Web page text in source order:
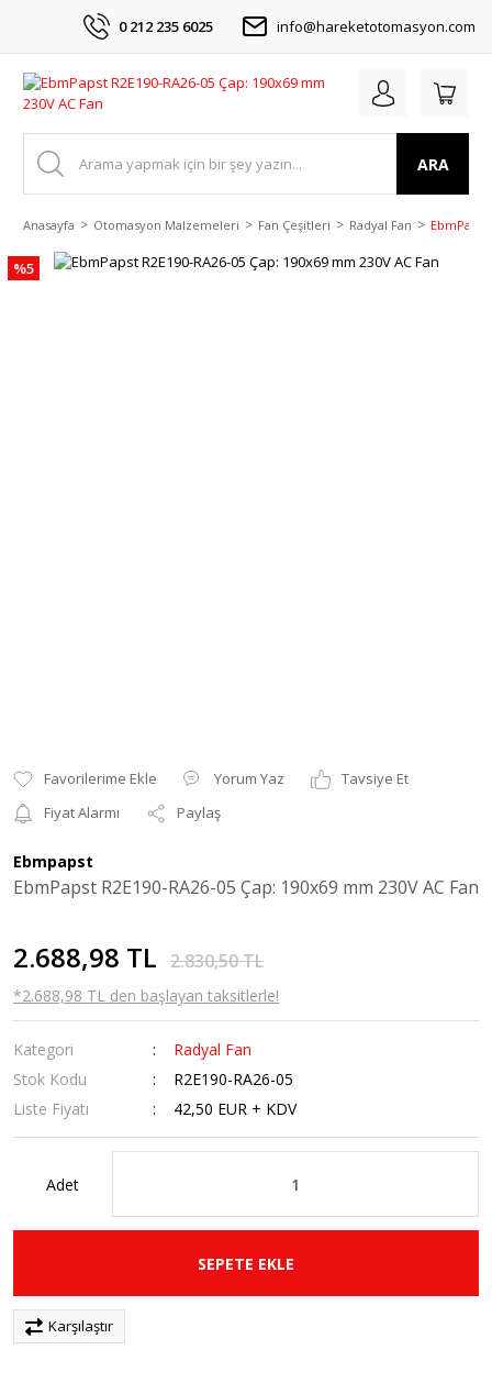
0 212 235 6025 info@hareketotomasyon.com
ARA
Anasayfa Otomasyon Malzemeleri Fan Çeşitleri Radyal Fan EbmPapst
%5
Yorum Yaz
Tavsiye Et
Fiyat Alarmı
Paylaş
Ebmpapst
EbmPapst R2E190-RA26-05 Çap: 190x69 mm 230V AC Fan
2.688,98 TL 2.830,50 TL
*2.688,98 TL den başlayan taksitlerle!
Kategori
Radyal Fan
Stok Kodu
R2E190-RA26-05
Liste Fiyatı
42,50 EUR + KDV
Adet
SEPETE EKLE
Karşılaştır